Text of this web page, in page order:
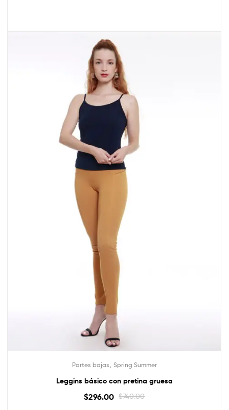
Partes bajas, Spring Summer
Leggins básico con pretina gruesa
$740.00
$296.00